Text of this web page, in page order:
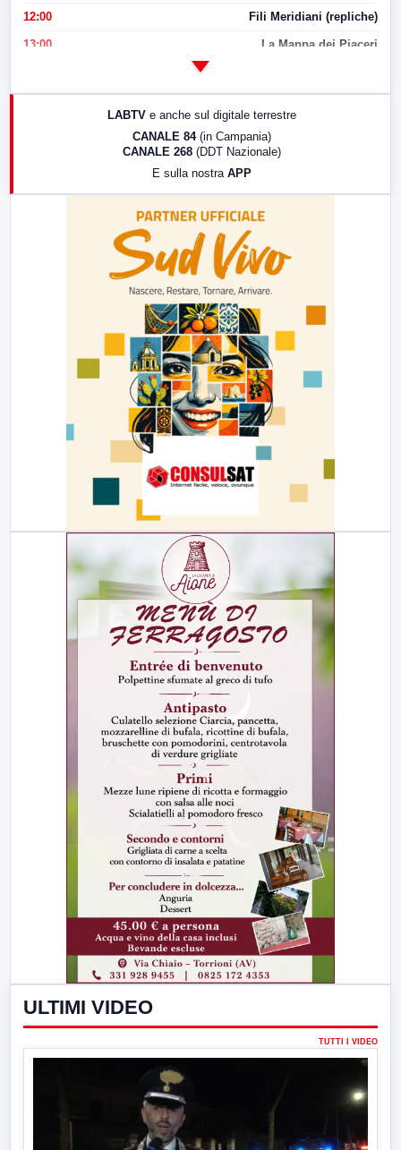
12:00 Fili Meridiani (repliche)
13:00 La Mappa dei Piaceri
LABTV e anche sul digitale terrestre
CANALE 84 (in Campania)
CANALE 268 (DDT Nazionale)
E sulla nostra APP
ULTIMI VIDEO
TUTTI I VIDEO